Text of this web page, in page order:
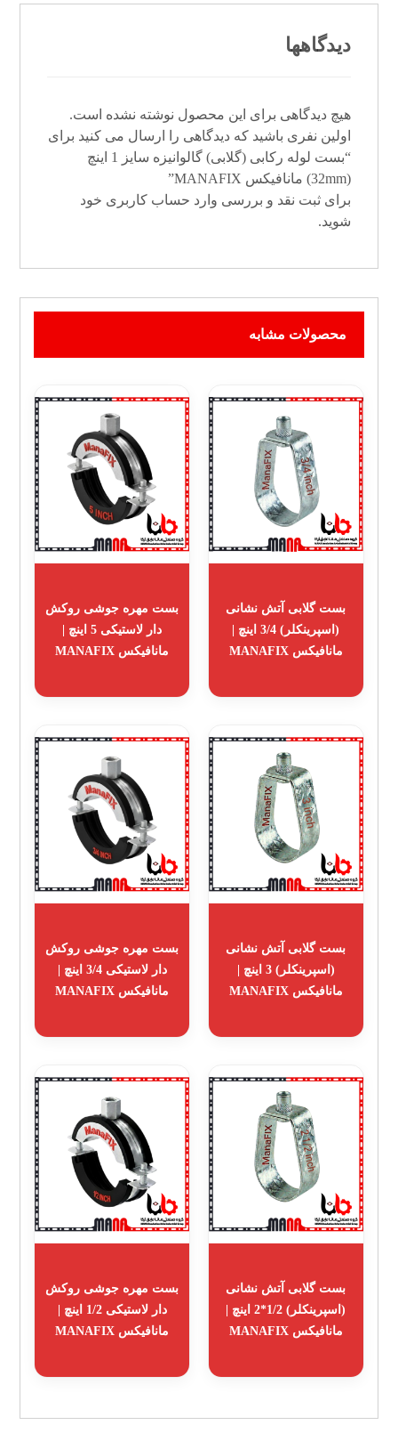
دیدگاهها
هیچ دیدگاهی برای این محصول نوشته نشده است.
اولین نفری باشید که دیدگاهی را ارسال می کنید برای
“بست لوله رکابی (گلابی) گالوانیزه سایز 1 اینچ
(32mm) مانافیکس MANAFIX”
برای ثبت نقد و بررسی وارد حساب کاربری خود
شوید.
محصولات مشابه
بست گلابی آتش نشانی
(اسپرینکلر) 3/4 اینچ |
مانافیکس MANAFIX
بست مهره جوشی روکش
دار لاستیکی 5 اینچ |
مانافیکس MANAFIX
بست گلابی آتش نشانی
(اسپرینکلر) 3 اینچ |
مانافیکس MANAFIX
بست مهره جوشی روکش
دار لاستیکی 3/4 اینچ |
مانافیکس MANAFIX
بست گلابی آتش نشانی
(اسپرینکلر) 1/2*2 اینچ |
مانافیکس MANAFIX
بست مهره جوشی روکش
دار لاستیکی 1/2 اینچ |
مانافیکس MANAFIX